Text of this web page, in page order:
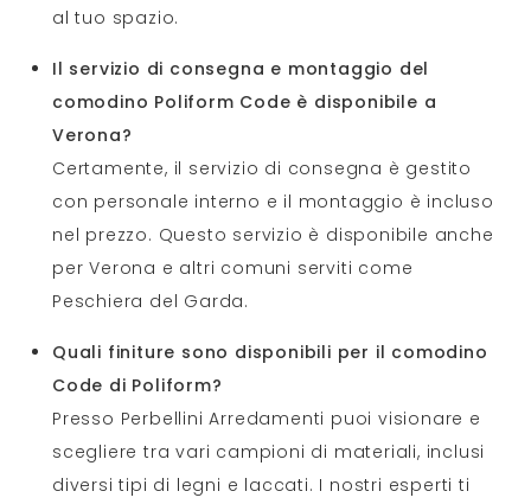
al tuo spazio.
Il servizio di consegna e montaggio del
comodino Poliform Code è disponibile a
Verona?
Certamente, il servizio di consegna è gestito
con personale interno e il montaggio è incluso
nel prezzo. Questo servizio è disponibile anche
per Verona e altri comuni serviti come
Peschiera del Garda.
Quali finiture sono disponibili per il comodino
Code di Poliform?
Presso Perbellini Arredamenti puoi visionare e
scegliere tra vari campioni di materiali, inclusi
diversi tipi di legni e laccati. I nostri esperti ti